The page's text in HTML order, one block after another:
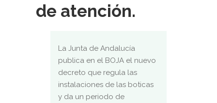
de atención.
La Junta de Andalucía
publica en el BOJA el nuevo
decreto que regula las
instalaciones de las boticas
y da un periodo de